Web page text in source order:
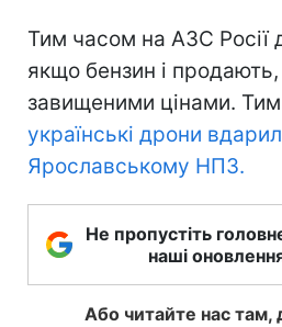
Тим часом на АЗС Росії
якщо бензин і продають,
завищеними цінами.
українські дрони
Ярославському НПЗ.
Не пропустіть
наші
Або читайте нас там,